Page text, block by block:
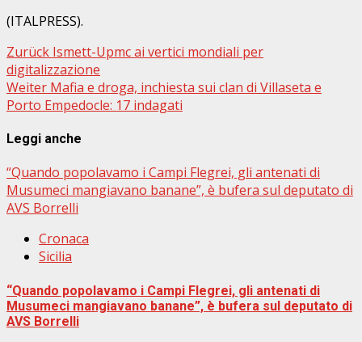
(ITALPRESS).
Beitragsnavigation
Zurück Ismett-Upmc ai vertici mondiali per
digitalizzazione
Weiter Mafia e droga, inchiesta sui clan di Villaseta e
Porto Empedocle: 17 indagati
Leggi anche
“Quando popolavamo i Campi Flegrei, gli antenati di
Musumeci mangiavano banane”, è bufera sul deputato di
AVS Borrelli
Cronaca
Sicilia
“Quando popolavamo i Campi Flegrei, gli antenati di
Musumeci mangiavano banane”, è bufera sul deputato di
AVS Borrelli